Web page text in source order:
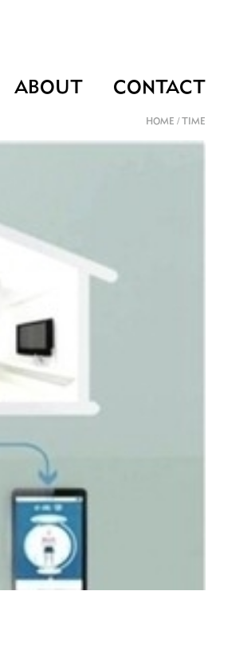
ABOUT CONTACT
HOME / TIME